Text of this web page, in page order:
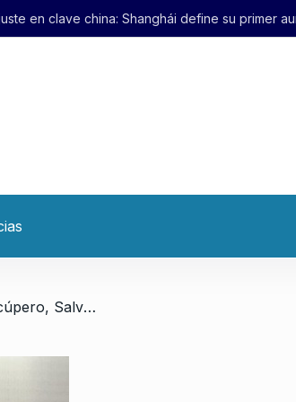
define su primer aumento de subte en 21 años
/ La Conversatoria con Recúpero, Salvo y Portos